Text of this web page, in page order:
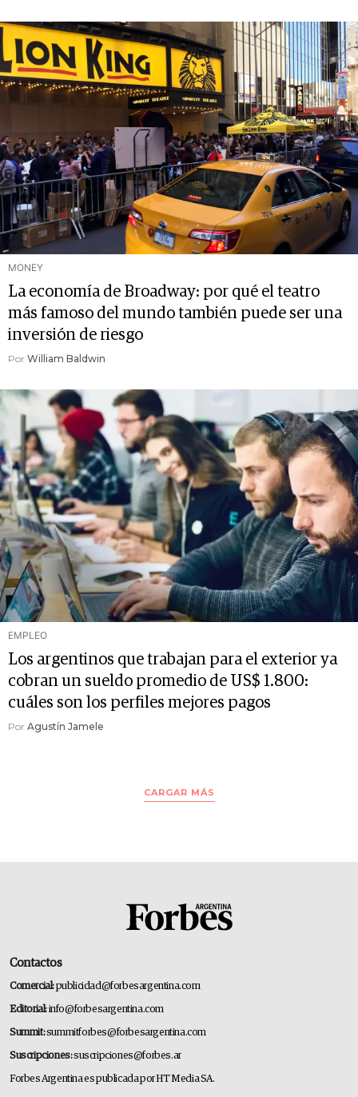
MONEY
La economía de Broadway: por qué el teatro
más famoso del mundo también puede ser una
inversión de riesgo
Por William Baldwin
EMPLEO
Los argentinos que trabajan para el exterior ya
cobran un sueldo promedio de US$ 1.800:
cuáles son los perfiles mejores pagos
Por Agustín Jamele
CARGAR MÁS
Contactos
Comercial:publicidad@forbesargentina.com
Editorial:info@forbesargentina.com
Summit:summitforbes@forbesargentina.com
Suscripciones:suscripciones@forbes.ar
Forbes Argentina es publicada por HT Media SA.